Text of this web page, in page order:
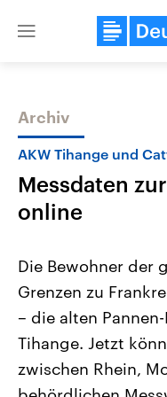
Close
Themen
Landtagswahl Sachsen-
2026
Alle Informationen
Sachsen-Anhalt wählt
September 2026 einen
Landtag. Seit 2021 wird
Bundesland von einer
Archiv
AKW Tihange und
Messdaten
online
Die Bewohner der
Grenzen zu
– die alten
Tihange. Jetzt
zwischen Rhein,